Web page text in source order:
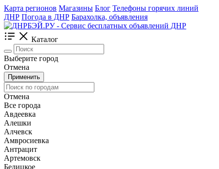
Карта регионов Магазины Блог Телефоны горячих линий
ДНР Погода в ДНР Барахолка, объявления
Каталог
Выберите город
Отмена
Применить
Отмена
Все города
Авдеевка
Алешки
Алчевск
Амвросиевка
Антрацит
Артемовск
Белицкое